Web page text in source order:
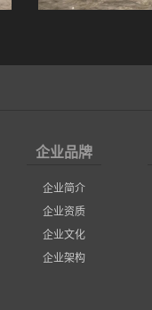
企业品牌
企业简介
企业资质
企业文化
企业架构